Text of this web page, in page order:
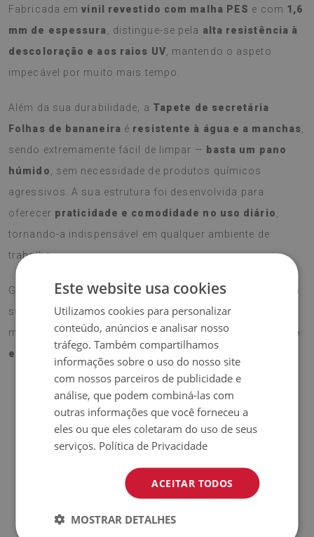
Fabricada emvinil revestido com malha PES e com 1,6
mm de espessura
, distingue-se pela alta resistência à
descoloração e aos raios UV , mantendo o aspeto
impecável por muito mais tempo.
Além da sua durabilidade, a Tapete de secretária
Folhas de bananeira é resistente à água e a manchas
sendo extremamente fácil de limpar — basta um pano
húmido
, sem necessidade de produtos químicos
agressivos. A sua estrutura foi desenvolvida para
oferecer praticidade e comodidade no uso diário
tornando-a indispensável em qualquer ambiente de
trabalho.
Graças ao seu formato funcional, protege eficazmente a
superfície da secretária contra riscos e desgaste, ao
mesmo tempo que acrescentaum toque profissional e
elegante
ao espaço.
Material:Vinil revestido com malha PES.
Espessura:1,6 mm .
descoloração e raios UV.
Produto fácil de limpar,resistente a manchas e à água.
Este website usa cookies
Utilizamos cookies para personalizar
conteúdo, anúncios e analisar nosso
tráfego. Também compartilhamos
informações sobre o uso do nosso site
com nossos parceiros de publicidade e
análise, que podem combiná-las com
outras informações que você forneceu a
eles ou que eles coletaram do uso de seus
serviços. Política de Privacidade
ACEITAR TODOS
MOSTRAR DETALHES